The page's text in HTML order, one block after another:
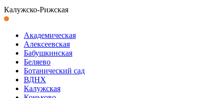
Калужско-Рижская
Академическая
Алексеевская
Бабушкинская
Беляево
Ботанический сад
ВДНХ
Калужская